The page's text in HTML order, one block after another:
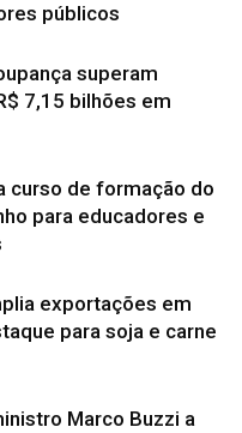
públicos
superam
7,15 bilhões em
curso de formação do
para educadores e
exportações em
para soja e carne
Marco Buzzi a